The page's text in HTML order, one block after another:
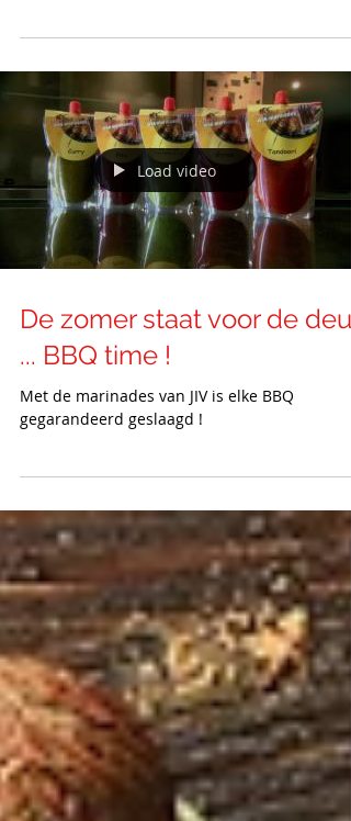
Marinades Private labels extra product
Load video
De zomer staat voor de deur
... BBQ time !
gegarandeerd geslaagd !